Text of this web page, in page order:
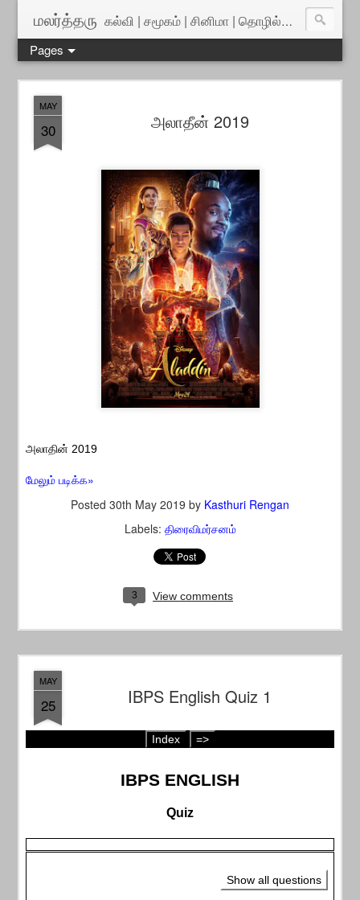
மலர்த்தரு கல்வி | சமூகம் | சினிமா | தொழில்நுட்பம் | அறிவியல்
Pages
MAY
30 அலாதீன் 2019
அலாதின் 2019
மேலும் படிக்க»
Posted 30th May 2019 by Kasthuri Rengan
Labels: திரைவிமர்சனம்
3 View comments
MAY
25 IBPS English Quiz 1
Index =>
IBPS ENGLISH
Quiz
Show all questions